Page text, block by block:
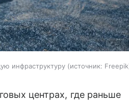
инфраструктуру источник: Freepik
центрах, где раньше